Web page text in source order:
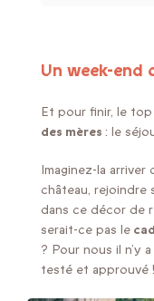
Un week-end
Et pour finir, le
des mères : le
Imaginez-la arriver
château, rejoindre
dans ce décor de
serait-ce pas le
? Pour nous il n’y
testé et approuvé !